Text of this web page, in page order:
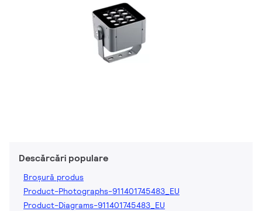
Descărcări populare
Broșură produs
Product-Photographs-911401745483_EU
Product-Diagrams-911401745483_EU